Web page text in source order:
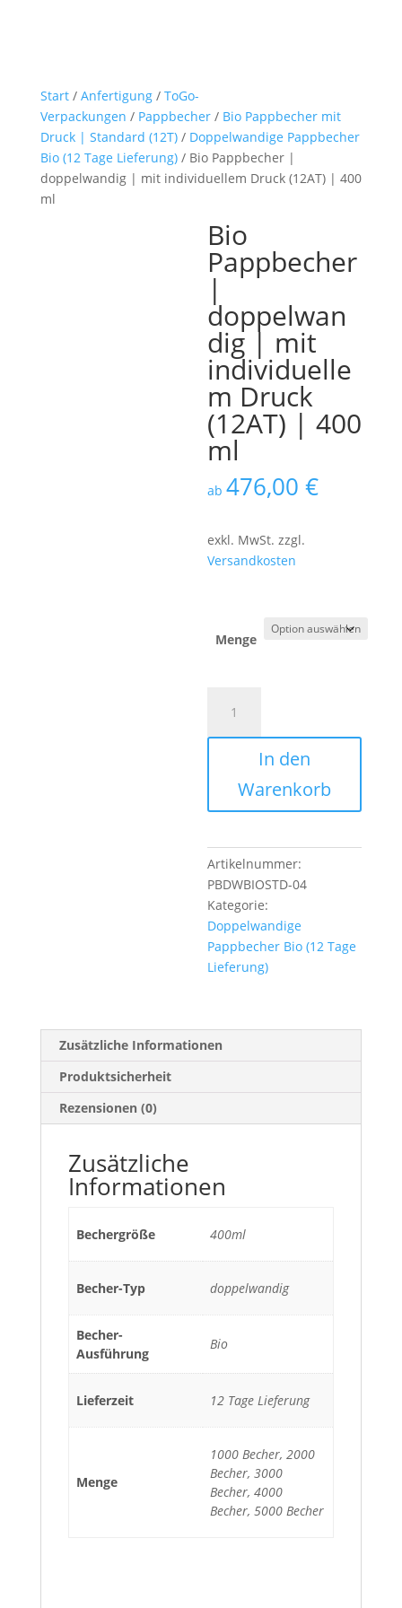
Start/ Anfertigung/ ToGo-
Verpackungen / Pappbecher/ Bio Pappbecher mit
Druck | Standard (12T)/ Doppelwandige Pappbecher
Bio (12 Tage Lieferung)/ Bio Pappbecher |
doppelwandig | mit individuellem Druck (12AT) | 400
ml
Bio
Pappbecher
|
doppelwan
dig | mit
individuelle
m Druck
(12AT) | 400
ml
ab476,00€
exkl. MwSt. zzgl.
Versandkosten
Menge
Pappbecher
|
doppelwandig
(12AT)
|
400
ml
Menge
In den
Warenkorb
Artikelnummer:
PBDWBIOSTD-04
Kategorie:
Doppelwandige
Pappbecher Bio (12 Tage
Lieferung)
Zusätzliche Informationen
Produktsicherheit
Rezensionen (0)
Zusätzliche
Informationen
Bechergröße 400ml
Becher-Typ doppelwandig
Becher-
Ausführung
Bio
Lieferzeit 12 Tage Lieferung
Menge
1000 Becher, 2000
Becher, 3000
Becher, 4000
Becher, 5000 Becher